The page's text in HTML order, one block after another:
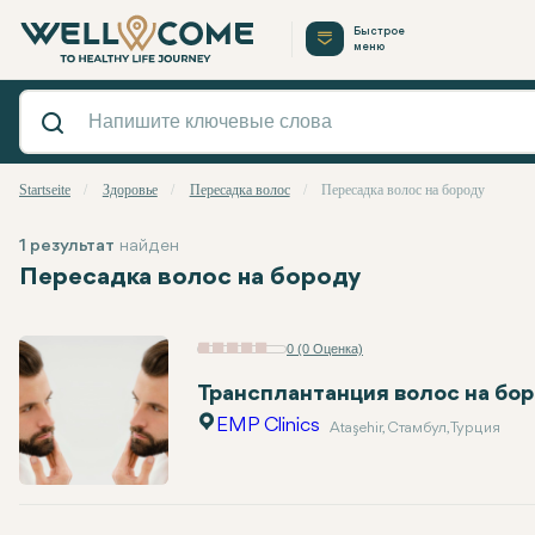
Быстрое
меню
Startseite Здоровье Пересадка волос Пересадка волос на бороду
Пересадка волос на бороду
1 результат найден
0 (0 Оценка)
Трансплантанция волос на
EMP Clinics Ataşehir, Стамбул, Турция